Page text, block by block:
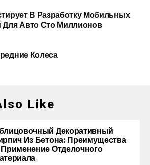
В Разработку Мобильных
Для Авто Сто Миллионов
Колеса
Like
Декоративный
Из Бетона: Преимущества
Отделочного